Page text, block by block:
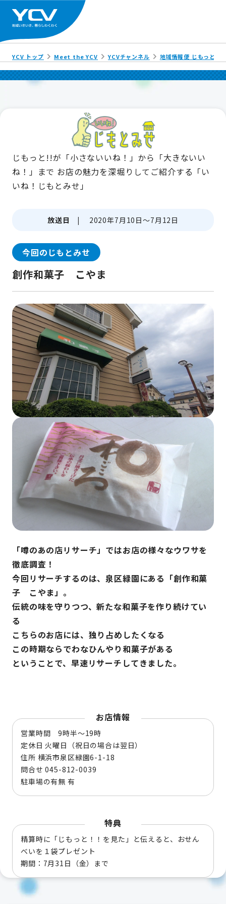
YCV トップ Meet the YCV YCVチャンネル 地域情報便 じもっと!!
じもっと!!が「小さないいね！」から「大きないい
ね！」まで お店の魅力を深堀りしてご紹介する「い
いね！じもとみせ」
放送日 | 2020年7月10日～7月12日
今回のじもとみせ
創作和菓子 こやま
「噂のあの店リサーチ」ではお店の様々なウワサを
徹底調査！
今回リサーチするのは、泉区緑園にある「創作和菓
子 こやま」。
伝統の味を守りつつ、新たな和菓子を作り続けてい
る
こちらのお店には、独り占めしたくなる
この時期ならでわなひんやり和菓子がある
ということで、早速リサーチしてきました。
お店情報
営業時間 9時半～19時
定休日 火曜日（祝日の場合は翌日）
住所 横浜市泉区緑園6-1-18
問合せ 045-812-0039
駐車場の有無 有
特典
精算時に「じもっと！！を見た」と伝えると、おせん
べいを１袋プレゼント
期間：7月31日（金）まで